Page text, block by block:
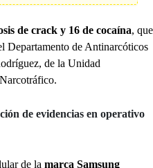
de crack y 16 de cocaína, que
Departamento de Antinarcóticos
de la Unidad
de evidencias en operativo
de la marca Samsung